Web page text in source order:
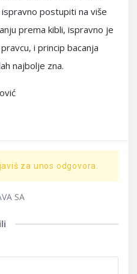
postupiti na više
prema kibli, ispravno je
i princip bacanja
najbolje zna.
za unos odgovora.
SA
ili